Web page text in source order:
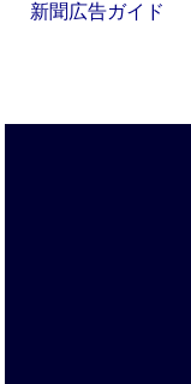
新聞広告ガイド